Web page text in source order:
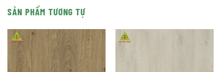
SẢN PHẨM TƯƠNG TỰ